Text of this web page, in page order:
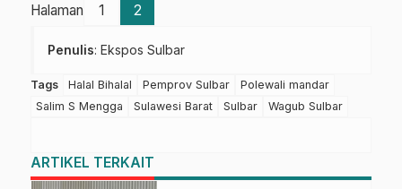
Halaman 1 2
Penulis: Ekspos Sulbar
Tags Halal Bihalal Pemprov Sulbar
Polewali mandar
Salim S Mengga
Sulawesi Barat Sulbar Wagub Sulbar
ARTIKEL TERKAIT